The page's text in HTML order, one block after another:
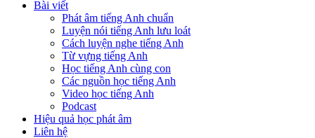
Bài viết
Phát âm tiếng Anh chuẩn
Luyện nói tiếng Anh lưu loát
Cách luyện nghe tiếng Anh
Từ vựng tiếng Anh
Học tiếng Anh cùng con
Các nguồn học tiếng Anh
Video học tiếng Anh
Podcast
Hiệu quả học phát âm
Liên hệ